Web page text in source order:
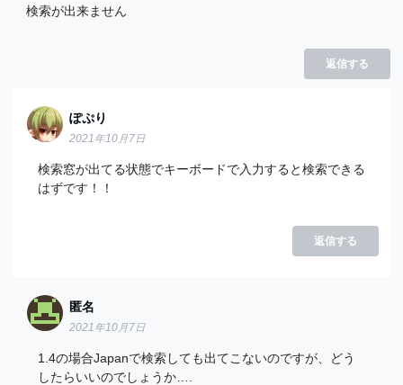
検索が出来ません
返信する
ぽぷり
2021年10月7日
検索窓が出てる状態でキーボードで入力すると検索できる
はずです！！
返信する
匿名
2021年10月7日
1.4の場合Japanで検索しても出てこないのですが、どう
したらいいのでしょうか….